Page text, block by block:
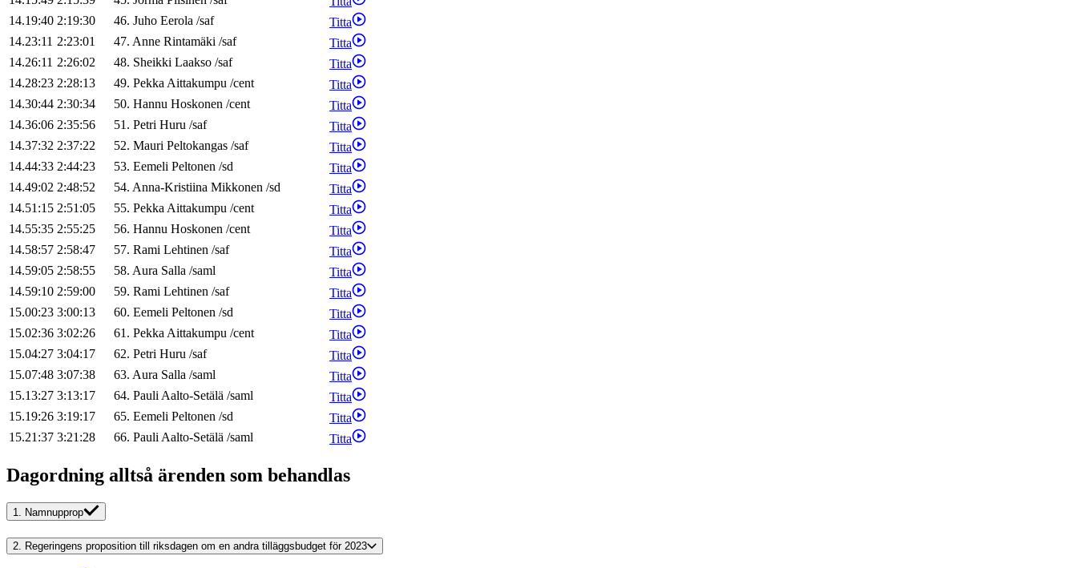
14.19:40 2:19:30 46. Juho Eerola /saf
Titta
14.23:11 2:23:01 47. Anne Rintamäki /saf
Titta
14.26:11 2:26:02 48. Sheikki Laakso /saf
Titta
14.28:23 2:28:13 49. PekkaAittakumpu /cent
Titta
14.30:44 2:30:34 50. Hannu Hoskonen /cent
Titta
14.36:06 2:35:56 51. Petri Huru /saf
Titta
14.37:32 2:37:22 52. Mauri Peltokangas /saf
Titta
14.44:33 2:44:23 53. Eemeli Peltonen /sd
Titta
14.49:02 2:48:52 54. Anna-Kristiina Mikkonen /sd
Titta
14.51:15 2:51:05 55. PekkaAittakumpu /cent
Titta
14.55:35 2:55:25 56. Hannu Hoskonen /cent
Titta
14.58:57 2:58:47 57. Rami Lehtinen /saf
Titta
14.59:05 2:58:55 58. Aura Salla /saml
Titta
14.59:10 2:59:00 59. Rami Lehtinen /saf
Titta
15.00:23 3:00:13 60. Eemeli Peltonen /sd
Titta
15.02:36 3:02:26 61. PekkaAittakumpu /cent
Titta
15.04:27 3:04:17 62. Petri Huru /saf
Titta
15.07:48 3:07:38 63. Aura Salla /saml
Titta
15.13:27 3:13:17 64. PauliAalto-Setälä /saml
Titta
15.19:26 3:19:17 65. Eemeli Peltonen /sd
Titta
15.21:37 3:21:28 66. PauliAalto-Setälä /saml Titta
Dagordning alltså ärenden som behandlas
1. Namnupprop
2. Regeringens proposition till riksdagen om en andra tilläggsbudget för 2023